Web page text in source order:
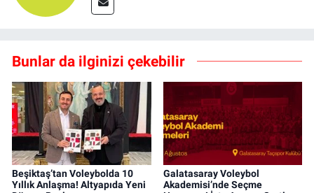
Bunlar da ilginizi çekebilir
Beşiktaş’tan Voleybolda 10
Yıllık Anlaşma! Altyapıda Yeni
Galatasaray Voleybol
Akademisi’nde Seçme